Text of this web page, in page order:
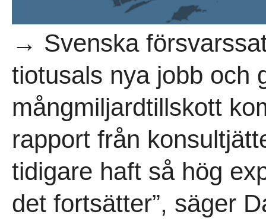
→ Svenska
tiotusals nya jobb och
mångmiljardtillskott
rapport från
tidigare haft så hög
det fortsätter”, säger